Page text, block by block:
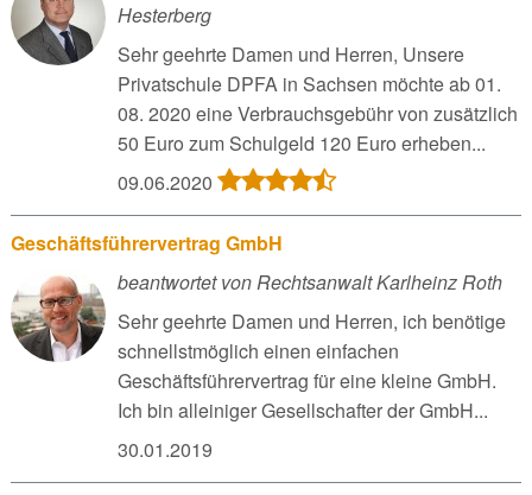
Hesterberg
Sehr geehrte Damen und Herren, Unsere
Privatschule DPFA in Sachsen möchte ab 01.
08. 2020 eine Verbrauchsgebühr von zusätzlich
50 Euro zum Schulgeld 120 Euro erheben...
09.06.2020
Geschäftsführervertrag GmbH
beantwortet von Rechtsanwalt Karlheinz Roth
Sehr geehrte Damen und Herren, ich benötige
schnellstmöglich einen einfachen
Geschäftsführervertrag für eine kleine GmbH.
Ich bin alleiniger Gesellschafter der GmbH...
30.01.2019